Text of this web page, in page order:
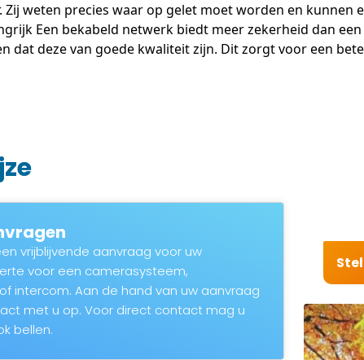
Zij weten precies waar op gelet moet worden en
Een bekabeld netwerk biedt meer zekerheid dan
dat deze van goede kwaliteit zijn. Dit zorgt voor een
vrijblijvende aanvraag voor uw
voor een camerasysteem,
intercom. Aan de hand van uw aanvraag
met u op. Voor direct contact mag u
bellen.